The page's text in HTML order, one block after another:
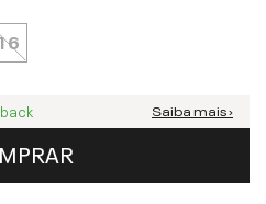
Saiba mais ›